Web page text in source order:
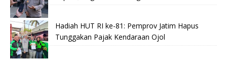
Hadiah HUT RI ke-81: Pemprov Jatim Hapus
Tunggakan Pajak Kendaraan Ojol